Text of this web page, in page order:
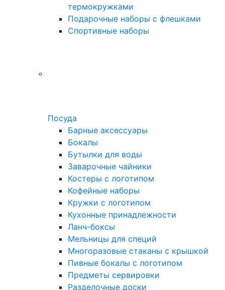
термокружками
Подарочные наборы с флешками
Спортивные наборы
Посуда
Барные аксессуары
Бокалы
Бутылки для воды
Заварочные чайники
Костеры с логотипом
Кофейные наборы
Кружки с логотипом
Кухонные принадлежности
Ланч-боксы
Мельницы для специй
Многоразовые стаканы с крышкой
Пивные бокалы с логотипом
Предметы сервировки
Разделочные доски